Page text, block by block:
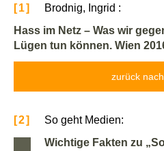
[1]
Brodnig, Ingrid :
Hass im Netz – Was wir
Lügen tun können. Wien
zurück
[2]
So geht Medien:
Wichtige Fakten zu